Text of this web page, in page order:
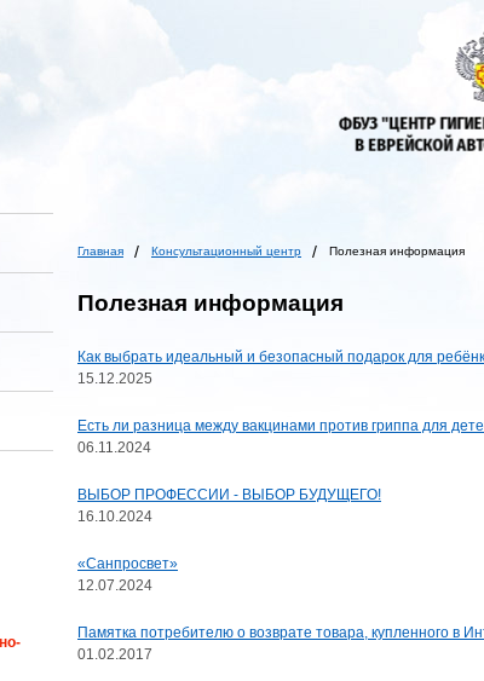
Главная Консультационный центр Полезная информация
Полезная информация
Как выбрать идеальный и безопасный подарок для
15.12.2025
Есть ли разница между вакцинами против гриппа для
06.11.2024
ВЫБОР ПРОФЕССИИ - ВЫБОР БУДУЩЕГО!
16.10.2024
«Санпросвет»
12.07.2024
Памятка потребителю о возврате товара, купленного в
01.02.2017